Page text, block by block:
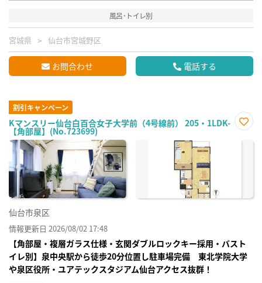
風呂･トイレ別
宮城県 仙台市宮城野区
お問合わせ 電話する
割引キャンペーン
Kマンスリー仙台白百合女子大学前（4号線前） 205・1LDK-
【角部屋】(No.723699)
に入
仙台市泉区
情報更新日 2026/08/02 17:48
【角部屋・複層ガラス仕様・玄関ダブルロックキー採用・バスト
イレ別】泉中央駅から徒歩20分位置し駐車場完備 東北学院大学
や泉区役所・ユアテックスタジアム仙台アクセス抜群！